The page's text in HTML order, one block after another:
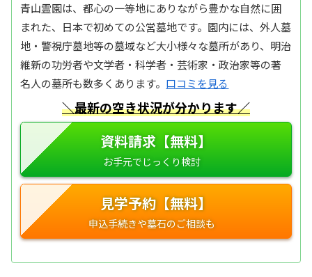
青山霊園は、都心の一等地にありながら豊かな自然に囲
まれた、日本で初めての公営墓地です。園内には、外人墓
地・警視庁墓地等の墓域など大小様々な墓所があり、明治
維新の功労者や文学者・科学者・芸術家・政治家等の著
名人の墓所も数多くあります。 口コミを見る
＼最新の空き状況が分かります／
資料請求【無料】
見学予約【無料】